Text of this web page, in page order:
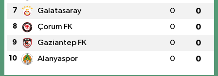
7 Galatasaray 0 0
8 Çorum FK 0 0
9 Gaziantep FK 0 0
10 Alanyaspor 0 0